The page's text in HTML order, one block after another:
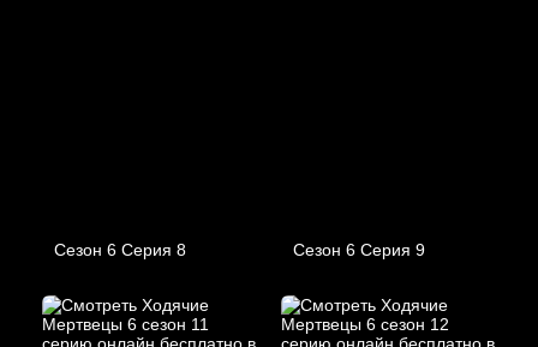
Сезон 6 Серия 8 Сезон 6 Серия 9